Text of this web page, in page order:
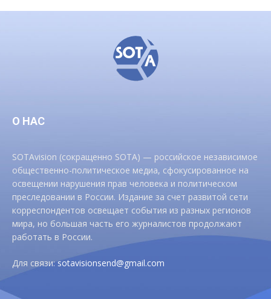
О НАС
SOTAvision (сокращенно SOTA) — российское независимое
общественно-политическое медиа, сфокусированное на
освещении нарушения прав человека и политическом
преследовании в России. Издание за счет развитой сети
корреспондентов освещает события из разных регионов
мира, но большая часть его журналистов продолжают
работать в России.
Для связи:sotavisionsend@gmail.com